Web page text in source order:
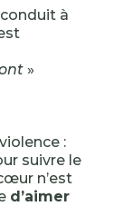
à
»
:
suivre le
n’est
d’aimer